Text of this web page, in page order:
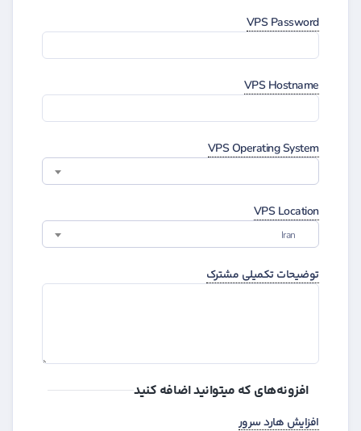
VPS Password
VPS Hostname
VPS Operating System
VPS Location
Iran
توضیحات تکمیلی مشترک
افزونه‌های که میتوانید اضافه کنید
افزایش هارد سرور